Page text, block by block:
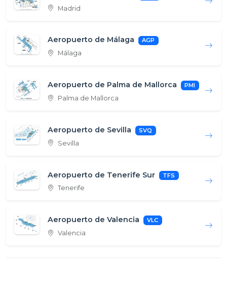
Madrid
Aeropuerto de Málaga AGP
Málaga
Aeropuerto de Palma de Mallorca PMI
Palma de Mallorca
Aeropuerto de Sevilla SVQ
Sevilla
Aeropuerto de Tenerife Sur TFS
Tenerife
Aeropuerto de Valencia VLC
Valencia